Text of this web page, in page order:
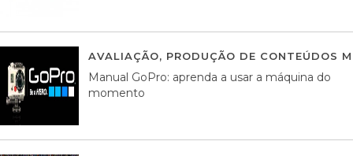
AVALIAÇÃO, PRODUÇÃO DE CONTEÚDOS
Manual GoPro: aprenda a usar a máquina do
momento